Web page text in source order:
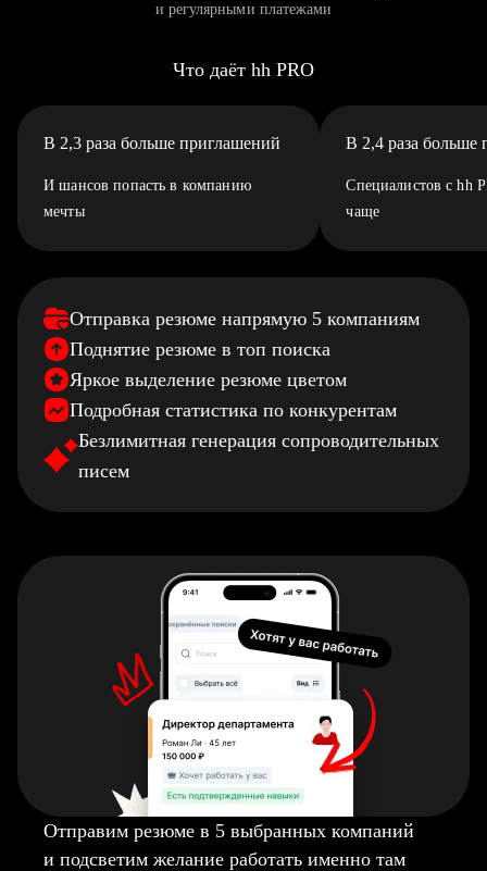
и регулярными платежами
Что даёт hh PRO
В 2,3 раза больше приглашений
И шансов попасть в компанию
мечты
В 2,4 раза больше
Специалистов с hh
чаще
Отправка резюме напрямую 5 компаниям
Поднятие резюме в топ поиска
Яркое выделение резюме цветом
Подробная статистика по конкурентам
Безлимитная генерация сопроводительных
писем
Отправим резюме в 5 выбранных компаний
и подсветим желание работать именно там